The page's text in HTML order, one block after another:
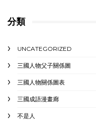
分類
UNCATEGORIZED
三國人物父子關係圖
三國人物關係圖表
三國成語漫畫廊
不是人